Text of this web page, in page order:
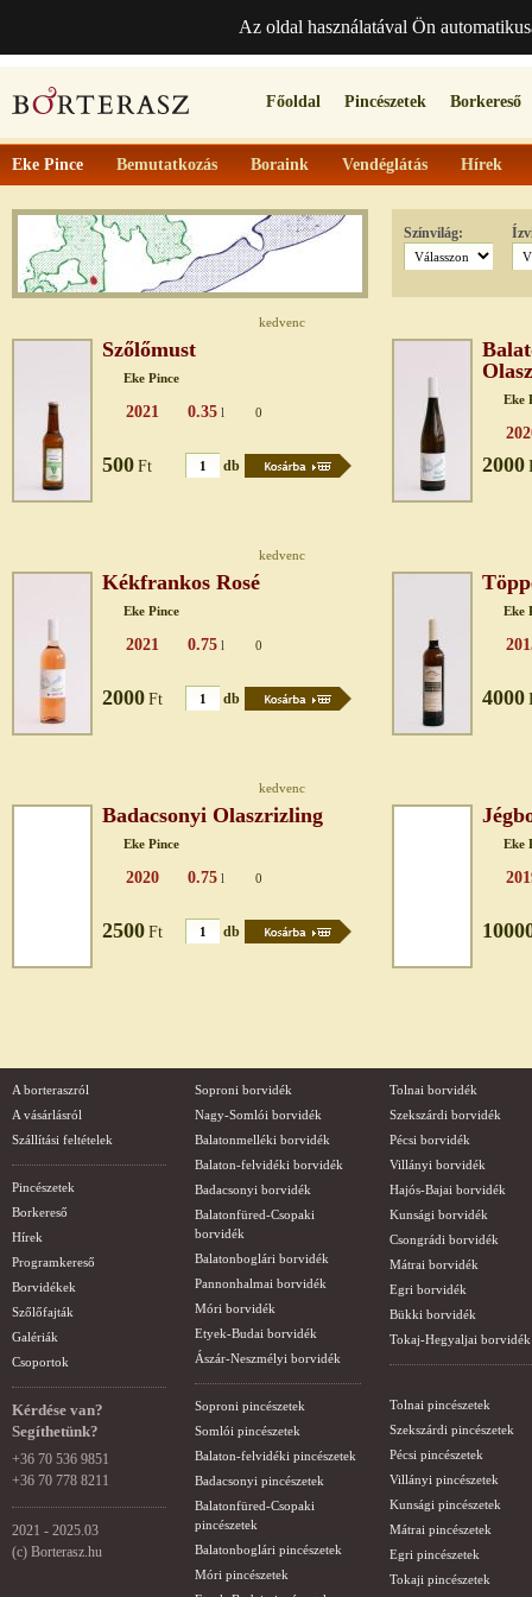
Az oldal használatával Ön
Főoldal Pincészetek Borkereső
Eke Pince Bemutatkozás Boraink Vendéglátás Hírek
Színvilág:
kedvenc
Szőlőmust
Eke Pince
2021 0.35 l 0
500 Ft db
Eke
2000
kedvenc
Kékfrankos Rosé
Eke Pince
2021 0.75 l 0
2000 Ft db
Eke
4000
kedvenc
Badacsonyi Olaszrizling
Eke Pince
2020 0.75 l 0
2500 Ft db
Eke
A borteraszról
A vásárlásról
Szállítási feltételek
Pincészetek
Borkereső
Hírek
Programkereső
Borvidékek
Szőlőfajták
Galériák
Csoportok
Kérdése van?
Segíthetünk?
+36 70 536 9851
+36 70 778 8211
2021 - 2025.03
(c) Borterasz.hu
Soproni borvidék
Nagy-Somlói borvidék
Balatonmelléki borvidék
Balaton-felvidéki borvidék
Badacsonyi borvidék
Balatonfüred-Csopaki
borvidék
Balatonboglári borvidék
Pannonhalmai borvidék
Móri borvidék
Etyek-Budai borvidék
Ászár-Neszmélyi borvidék
Soproni pincészetek
Somlói pincészetek
Balaton-felvidéki pincészetek
Badacsonyi pincészetek
Balatonfüred-Csopaki
pincészetek
Balatonboglári pincészetek
Móri pincészetek
Tolnai borvidék
Szekszárdi borvidék
Pécsi borvidék
Villányi borvidék
Hajós-Bajai borvidék
Kunsági borvidék
Csongrádi borvidék
Mátrai borvidék
Egri borvidék
Bükki borvidék
Tokaj-Hegyaljai borvidék
Tolnai pincészetek
Szekszárdi pincészetek
Pécsi pincészetek
Villányi pincészetek
Kunsági pincészetek
Mátrai pincészetek
Egri pincészetek
Tokaji pincészetek